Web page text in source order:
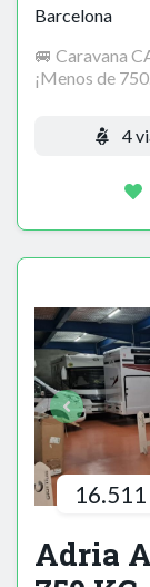
Barcelona
🚐 Caravana
¡Menos de
4
Adria